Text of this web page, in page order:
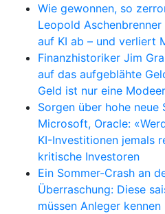
Wie gewonnen, so
Leopold
auf KI ab – und verliert
Finanzhistoriker Jim
auf das aufgeblähte
Geld ist nur eine
Sorgen über hohe neue
Microsoft, Oracle:
KI-Investitionen jemals
kritische Investoren
Ein Sommer-Crash an
Überraschung: Diese
müssen Anleger kennen